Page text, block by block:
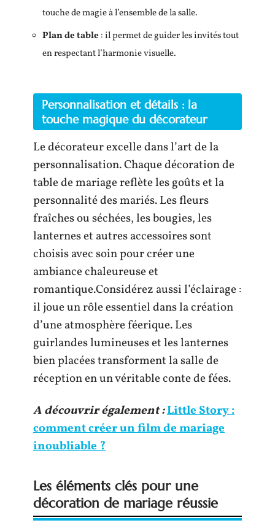
touche de magie à l’ensemble de la salle.
Plan de table : il permet de guider les invités tout
en respectant l’harmonie visuelle.
Personnalisation et détails : la
touche magique du décorateur
Le décorateur excelle dans l’art de la
personnalisation. Chaque décoration de
table de mariage reflète les goûts et la
personnalité des mariés. Les fleurs
fraîches ou séchées, les bougies, les
lanternes et autres accessoires sont
choisis avec soin pour créer une
ambiance chaleureuse et
romantique.Considérez aussi l’éclairage :
il joue un rôle essentiel dans la création
d’une atmosphère féerique. Les
guirlandes lumineuses et les lanternes
bien placées transforment la salle de
réception en un véritable conte de fées.
A découvrir également :Little Story :
comment créer un film de mariage
inoubliable ?
Les éléments clés pour une
décoration de mariage réussie